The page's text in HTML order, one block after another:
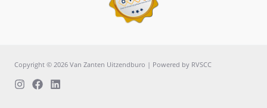
Copyright © 2026 Van Zanten Uitzendburo | Powered by RVSCC